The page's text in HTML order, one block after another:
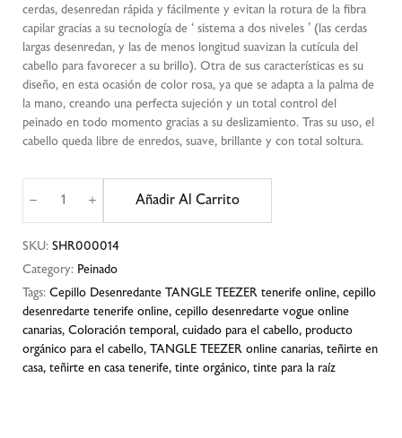
cerdas, desenredan rápida y fácilmente y evitan la rotura de la fibra
capilar gracias a su tecnología de ‘ sistema a dos niveles ’ (las cerdas
largas desenredan, y las de menos longitud suavizan la cutícula del
cabello para favorecer a su brillo). Otra de sus características es su
diseño, en esta ocasión de color rosa, ya que se adapta a la palma de
la mano, creando una perfecta sujeción y un total control del
peinado en todo momento gracias a su deslizamiento. Tras su uso, el
cabello queda libre de enredos, suave, brillante y con total soltura.
Añadir Al Carrito
SKU: SHR000014
Category: Peinado
Tags: Cepillo Desenredante TANGLE TEEZER tenerife online, cepillo
desenredarte tenerife online, cepillo desenredarte vogue online
canarias, Coloración temporal, cuidado para el cabello, producto
orgánico para el cabello, TANGLE TEEZER online canarias, teñirte en
casa, teñirte en casa tenerife, tinte orgánico, tinte para la raíz